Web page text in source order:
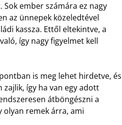
ember számára ez nagy
az ünnepek közeledtével
kassza. Ettől eltekintve, a
így nagy figyelmet kell
is meg lehet hirdetve, és
így ha van egy adott
átböngészni a
olyan remek árra, ami